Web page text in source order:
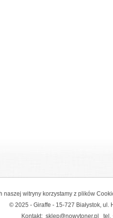
naszej witryny korzystamy z plików
© 2025 - Giraffe - 15-727 Białystok, ul.
Kontakt: sklep@nowytoner.pl tel.